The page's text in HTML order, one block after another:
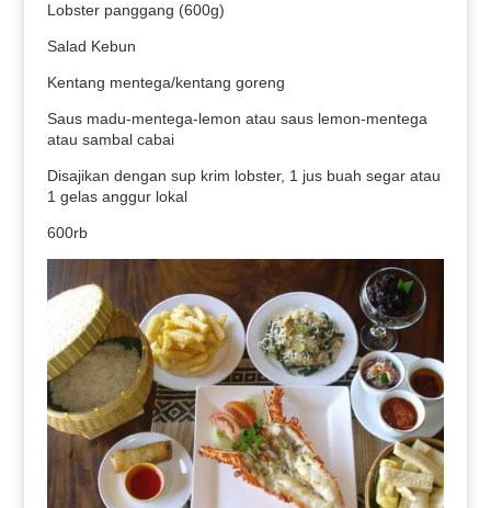
Lobster panggang (600g)
Salad Kebun
Kentang mentega/kentang goreng
Saus madu-mentega-lemon atau saus lemon-mentega
atau sambal cabai
Disajikan dengan sup krim lobster, 1 jus buah segar atau
1 gelas anggur lokal
600rb